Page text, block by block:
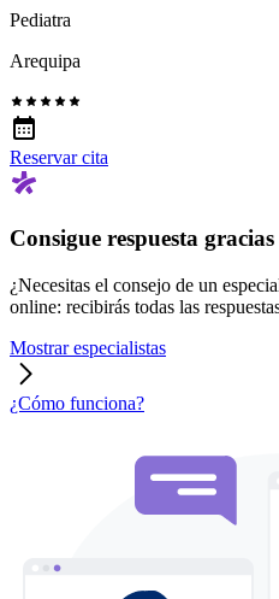
Pediatra
Arequipa
Reservar cita
Consigue respuesta
¿Necesitas el consejo de un
online: recibirás todas las
Mostrar especialistas
¿Cómo funciona?